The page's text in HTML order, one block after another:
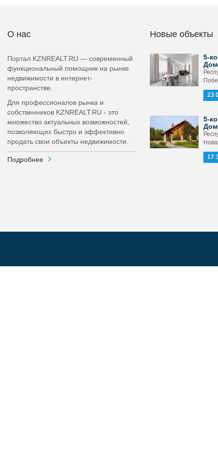
О нас
Портал KZNREALT.RU — современный
функциональный помощник на рынке
недвижимости в интернет-
пространстве.
Для профессионалов рынка и
собственников KZNREALT.RU - это
множество актуальных возможностей,
позволяющих быстро и эффективно
продать свои объекты недвижимости.
Подробнее
Новые объекты
5-
23
5-
17